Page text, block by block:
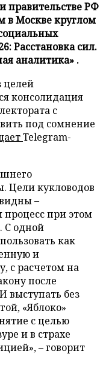
правительстве РФ
Москве круглом
Расстановка сил.
аналитика» .
целей
консолидация
с
под сомнение
Telegram-
Цели кукловодов
–
процесс при этом
С одной
как
и
с расчетом на
после
выступать без
«Яблоко»
с целью
и в страхе
– говорит